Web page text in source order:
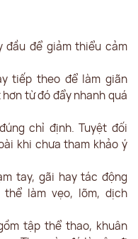
đầu để giảm thiểu cảm
tiếp theo để làm giãn
từ đó đẩy nhanh quá
chỉ định. Tuyệt đối
khi chưa tham khảo ý
tay, gãi hay tác động
làm vẹo, lõm, dịch
tập thể thao, khuân